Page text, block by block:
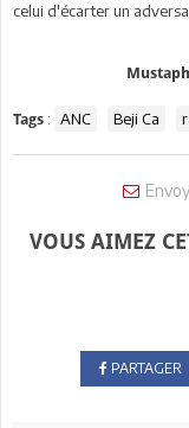
celui d'écarter un
Tags : ANC Beji Ca
VOUS AIMEZ
PARTAGER